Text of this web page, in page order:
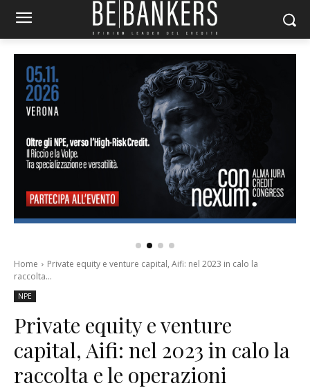
Home
Private equity e venture capital, Aifi: nel 2023 in calo la
raccolta...
NPE
Private equity e venture
capital, Aifi: nel 2023 in calo la
raccolta e le operazioni